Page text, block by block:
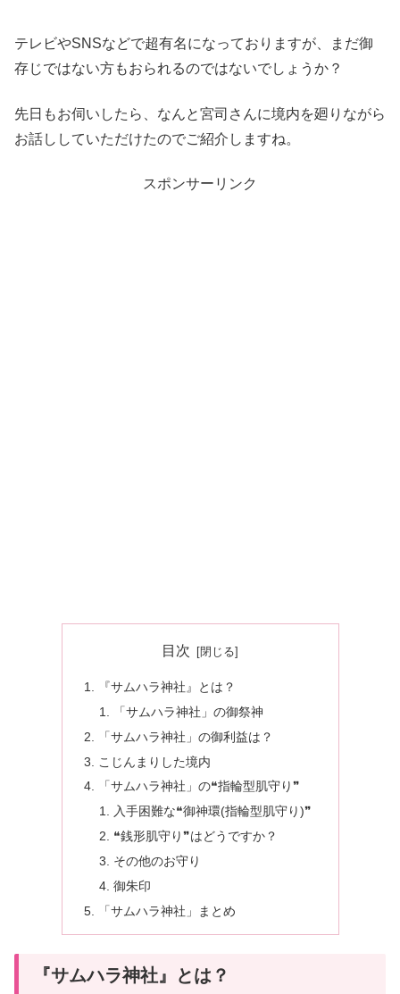
テレビやSNSなどで超有名になっておりますが、まだ御
存じではない方もおられるのではないでしょうか？
先日もお伺いしたら、なんと宮司さんに境内を廻りながら
お話ししていただけたのでご紹介しますね。
スポンサーリンク
目次
『サムハラ神社』とは？
「サムハラ神社」の御祭神
「サムハラ神社」の御利益は？
こじんまりした境内
「サムハラ神社」の❝指輪型肌守り❞
入手困難な❝御神環(指輪型肌守り)❞
❝銭形肌守り❞はどうですか？
その他のお守り
御朱印
「サムハラ神社」まとめ
『サムハラ神社』とは？